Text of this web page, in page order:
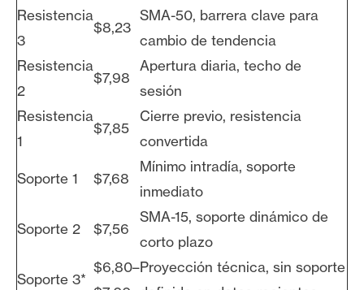
Resistencia
3
$8,23
SMA-50, barrera clave para
cambio de tendencia
Resistencia
2
$7,98
Apertura diaria, techo de
sesión
Resistencia
1
$7,85
Cierre previo, resistencia
convertida
Soporte 1 $7,68
Mínimo intradía, soporte
inmediato
Soporte 2 $7,56
SMA-15, soporte dinámico de
corto plazo
Soporte 3*
$6,80–Proyección técnica, sin soporte